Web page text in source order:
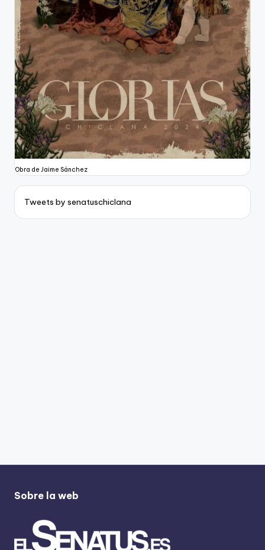
Obra de Jaime Sánchez
Tweets by senatuschiclana
Sobre la web